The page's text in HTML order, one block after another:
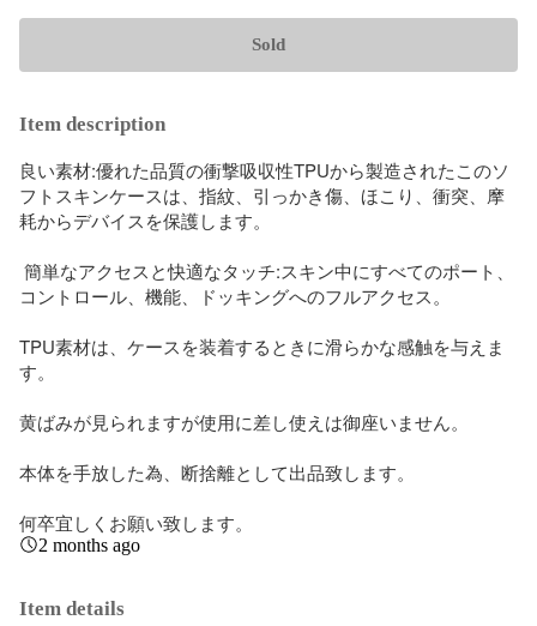
Sold
Item description
良い素材:優れた品質の衝撃吸収性TPUから製造されたこのソ
フトスキンケースは、指紋、引っかき傷、ほこり、衝突、摩
耗からデバイスを保護します。
コントロール、機能、ドッキングへのフルアクセス。
TPU素材は、ケースを装着するときに滑らかな感触を与えま
す。
黄ばみが見られますが使用に差し使えは御座いません。
本体を手放した為、断捨離として出品致します。
何卒宜しくお願い致します。
2 months ago
Item details